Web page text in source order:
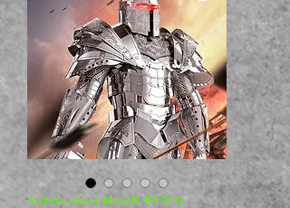
Artikelnummer: Model#: P079-S